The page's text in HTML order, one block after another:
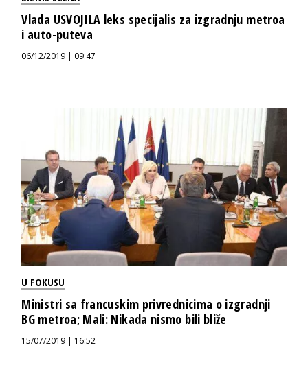
Vlada USVOJILA leks specijalis za izgradnju metroa
i auto-puteva
06/12/2019 | 09:47
U FOKUSU
Ministri sa francuskim privrednicima o izgradnji
BG metroa; Mali: Nikada nismo bili bliže
15/07/2019 | 16:52